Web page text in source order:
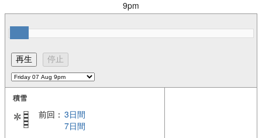
9pm
積雪
前回： 3日間
7日間